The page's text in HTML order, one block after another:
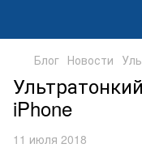
Блог Новости
iPhone
11 июля 2018